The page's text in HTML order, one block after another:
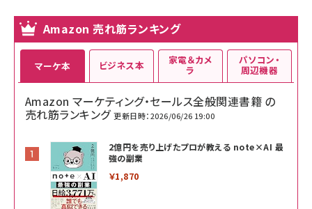
Amazon 売れ筋ランキング
マーケ本
Amazon マーケティング・セールス全般関連書籍 の
売れ筋ランキング 更新日時：2026/06/26 19:00
2億円を売り上げたプロが教える note×AI 最
強の副業
￥1,870
ビジネス本 家電＆カメ
ラ
パソコン・
周辺機器